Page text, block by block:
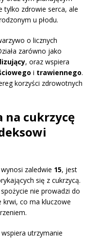
tylko zdrowie serca, ale
u płodu.
o licznych
zarówno jako
, oraz wspiera
i trawiennego.
korzyści zdrowotnych
na cukrzycę
zaledwie 15, jest
się z cukrzycą.
nie prowadzi do
krwi, co ma kluczowe
utrzymanie